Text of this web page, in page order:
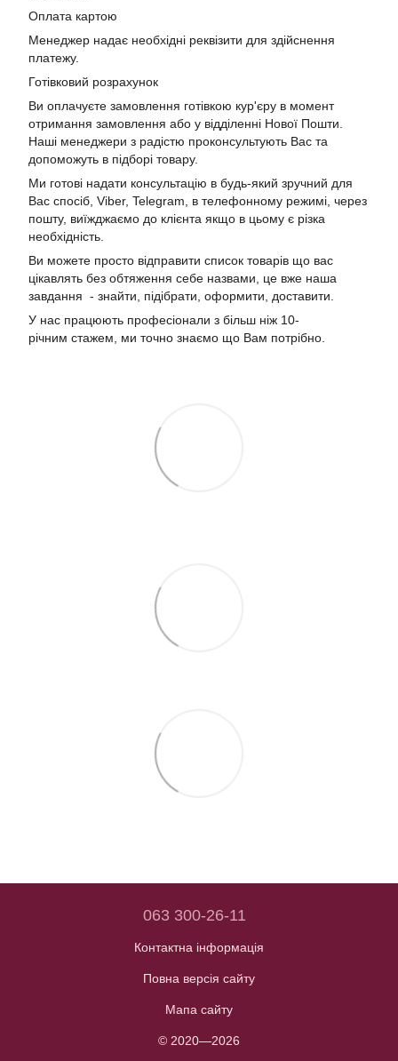
Оплата картою
Менеджер надає необхідні реквізити для здійснення
платежу.
Готівковий розрахунок
Ви оплачуєте замовлення готівкою кур'єру в момент
отримання замовлення або у відділенні Нової Пошти.
Наші менеджери з радістю проконсультують Вас та
допоможуть в підборі товару.
Ми готові надати консультацію в будь-який зручний для
Вас спосіб, Viber, Telegram, в телефонному режимі, через
пошту, виїжджаємо до клієнта якщо в цьому є різка
необхідність.
Ви можете просто відправити список товарів що вас
цікавлять без обтяження себе назвами, це вже наша
завдання - знайти, підібрати, оформити, доставити.
У нас працюють професіонали з більш ніж 10-
річним стажем, ми точно знаємо що Вам потрібно.
063 300-26-11
Контактна інформація
Повна версія сайту
Мапа сайту
© 2020—2026